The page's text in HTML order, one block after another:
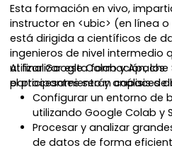
Esta formación en vivo,
instructor en <ubic> (en línea
está dirigida a científicos de
ingenieros de nivel intermedio
utilizar Google Colab y Apache
el procesamiento y análisis de
Al finalizar esta formación, los
participantes serán capaces
Configurar un entorno de
utilizando Google Colab y
Procesar y analizar
de datos de forma